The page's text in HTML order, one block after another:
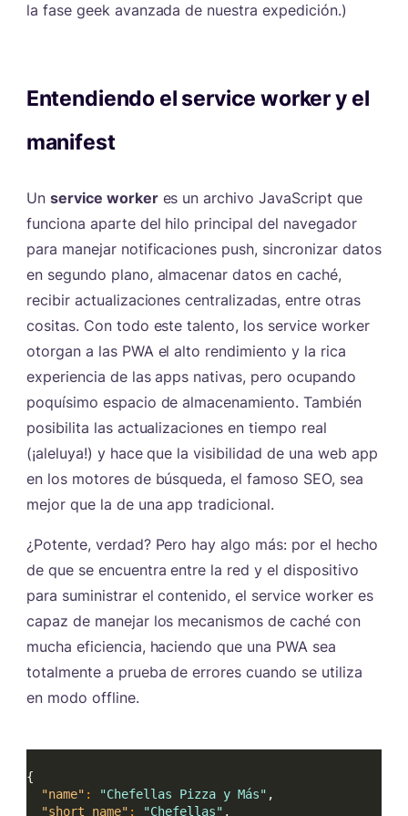
la fase geek avanzada de nuestra expedición.)
Entendiendo el service worker y el
manifest
Un service workeres un archivo JavaScript que
funciona aparte del hilo principal del navegador
para manejar notificaciones push, sincronizar datos
en segundo plano, almacenar datos en caché,
recibir actualizaciones centralizadas, entre otras
cositas. Con todo este talento, los service worker
otorgan a las PWA el alto rendimiento y la rica
experiencia de las apps nativas, pero ocupando
poquísimo espacio de almacenamiento. También
posibilita las actualizaciones en tiempo real
(¡aleluya!) y hace que la visibilidad de una web app
en los motores de búsqueda, el famoso SEO, sea
mejor que la de una app tradicional.
¿Potente, verdad? Pero hay algo más: por el hecho
de que se encuentra entre la red y el dispositivo
para suministrar el contenido, el service worker es
capaz de manejar los mecanismos de caché con
mucha eficiencia, haciendo que una PWA sea
totalmente a prueba de errores cuando se utiliza
en modo offline.
{
"name" : "Chefellas Pizza y Más" ,
"short_name" : "Chefellas" ,